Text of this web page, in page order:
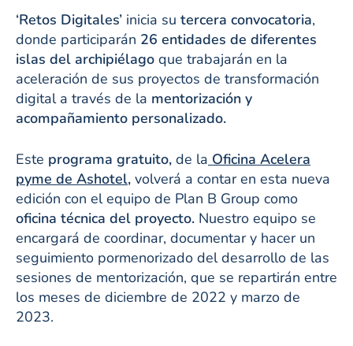
‘Retos Digitales’ inicia su tercera convocatoria,
donde participarán 26 entidades de diferentes
islas del archipiélago que trabajarán en la
aceleración de sus proyectos de transformación
digital a través de la mentorización y
acompañamiento personalizado.
Este programa gratuito, de la Oficina Acelera
pyme de Ashotel, volverá a contar en esta nueva
edición con el equipo de Plan B Group como
oficina técnica del proyecto. Nuestro equipo se
encargará de coordinar, documentar y hacer un
seguimiento pormenorizado del desarrollo de las
sesiones de mentorización, que se repartirán entre
los meses de diciembre de 2022 y marzo de
2023.